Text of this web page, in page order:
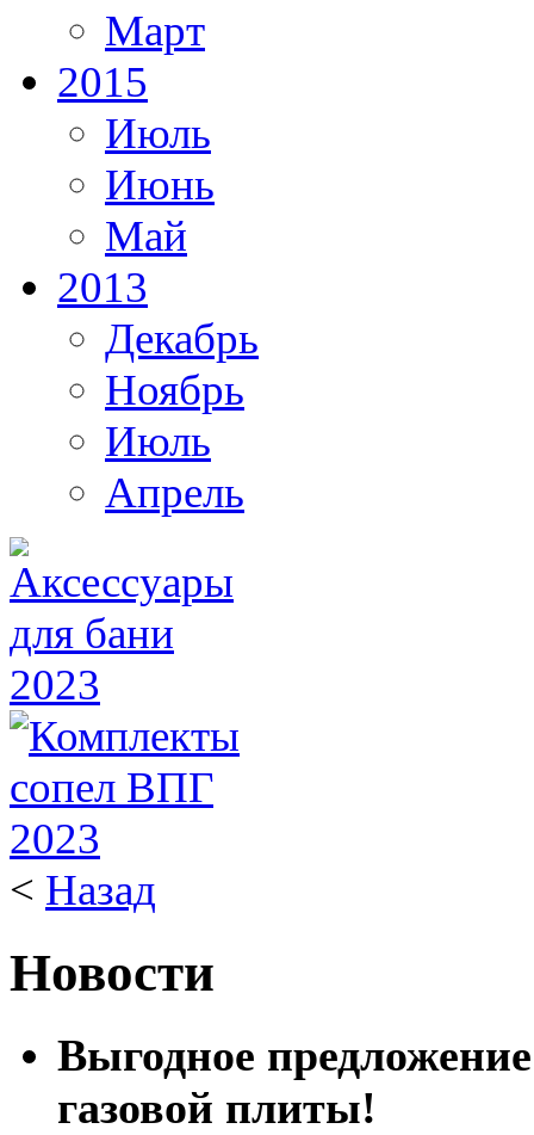
Март
2015
Июль
Июнь
Май
2013
Декабрь
Ноябрь
Июль
Апрель
< Назад
Новости
Выгодное
газовой плиты!